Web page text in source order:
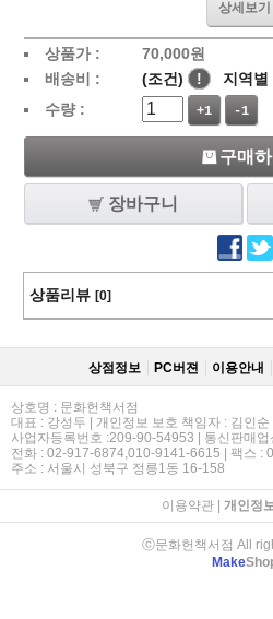
상세보기
상품가 : 70,000원
배송비 :
(조건) ! 지역별
수량 :
+1 -1
구매하
장바구니
상품리뷰 [0]
상점정보 PC버젼 이용안내
상호명 : 문화헌책서점
대표 : 강성두 | 개인정보 보호 책임자 : 김인순
사업자등록번호 :209-90-54953 | 통신판매업
전화 : 02-917-6874,010-9141-6615 | 팩스 :
주소 : 서울시 성북구 정릉1동 16-158
이용약관| 개인정
ⓒ문화헌책서점 All
Make